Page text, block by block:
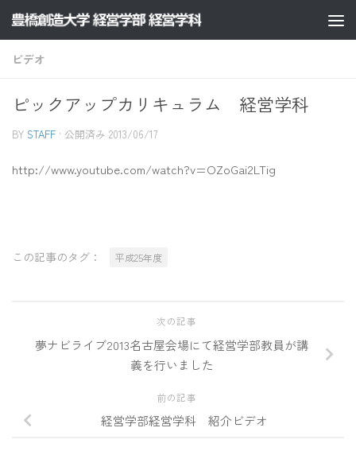
コンテンツへスキップ
ビデオ
ピックアップカリキュラム 経営学科
BY STAFF · 公開済み 2013/06/17
http://www.youtube.com/watch?v=OZoGai2LTig
この記事のタグ： 平成25年度
次の記事
夢ナビライブ2013名古屋会場にて経営学部教員が講
義を行いました
前の記事
経営学部経営学科 紹介ビデオ